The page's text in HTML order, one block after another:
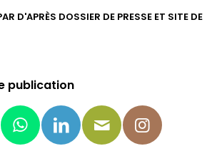
D'APRÈS DOSSIER DE PRESSE ET SITE DE
publication